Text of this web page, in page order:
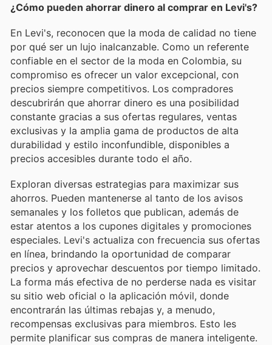
¿Cómo pueden ahorrar dinero al comprar en Levi's?
En Levi's, reconocen que la moda de calidad no tiene
por qué ser un lujo inalcanzable. Como un referente
confiable en el sector de la moda en Colombia, su
compromiso es ofrecer un valor excepcional, con
precios siempre competitivos. Los compradores
descubrirán que ahorrar dinero es una posibilidad
constante gracias a sus ofertas regulares, ventas
exclusivas y la amplia gama de productos de alta
durabilidad y estilo inconfundible, disponibles a
precios accesibles durante todo el año.
Exploran diversas estrategias para maximizar sus
ahorros. Pueden mantenerse al tanto de los avisos
semanales y los folletos que publican, además de
estar atentos a los cupones digitales y promociones
especiales. Levi's actualiza con frecuencia sus ofertas
en línea, brindando la oportunidad de comparar
precios y aprovechar descuentos por tiempo limitado.
La forma más efectiva de no perderse nada es visitar
su sitio web oficial o la aplicación móvil, donde
encontrarán las últimas rebajas y, a menudo,
recompensas exclusivas para miembros. Esto les
permite planificar sus compras de manera inteligente.